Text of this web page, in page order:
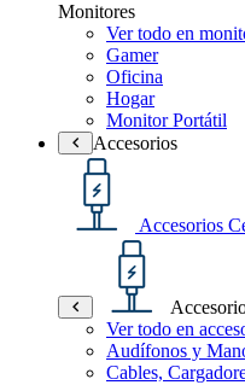
Monitores
Ver todo en
Gamer
Oficina
Hogar
Monitor Portátil
Accesorios
Accesorios
Ver todo en
Audífonos y
Cables,